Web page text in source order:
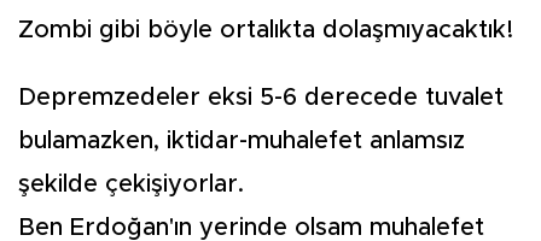
Zombi gibi böyle ortalıkta dolaşmıyacaktık!
Depremzedeler eksi 5-6 derecede tuvalet
bulamazken, iktidar-muhalefet anlamsız
şekilde çekişiyorlar.
Ben Erdoğan'ın yerinde olsam muhalefet